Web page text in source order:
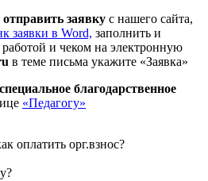
отправить заявку с нашего сайта,
заявки в Word, заполнить и
и чеком на электронную
в теме письма укажите «Заявка»
специальное благодарственное
«Педагогу»
оплатить орг.взнос?